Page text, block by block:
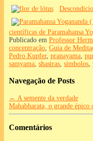
científicas de Paramahansa
Publicado em Professor
concentração Guia de
Pedro Kupfer, pranayama
samyama shastras símbolos
Navegação de Posts
← A semente da verdade
Mahabharata, o grande épico
Comentários